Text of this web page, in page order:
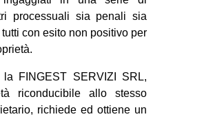
processuali sia penali sia
con esito non positivo per
la FINGEST SERVIZI SRL,
riconducibile allo stesso
richiede ed ottiene un